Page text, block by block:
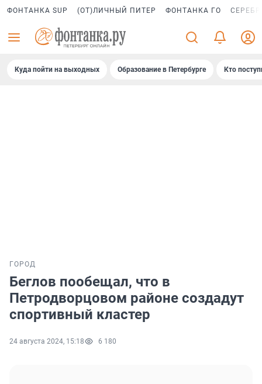
ФОНТАНКА SUP (ОТ)ЛИЧНЫЙ ПИТЕР ФОНТАНКА ГО
Куда пойти на выходных Образование в Петербурге Кто
ГОРОД
Беглов пообещал, что в
Петродворцовом районе создадут
спортивный кластер
24 августа 2024, 15:18 6 180